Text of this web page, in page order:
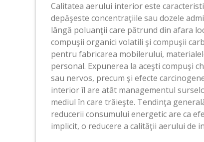
Calitatea aerului interior este
depăşeste concentraţiile sau dozele
lângă poluanţii care pătrund din afara
compuşii organici volatili şi compuşii
pentru fabricarea mobilerului,
personal. Expunerea la aceşti compuşi
sau nervos, precum şi efecte
interior îl are atât managementul
mediul în care trăieşte. Tendinţa
reducerii consumului energetic are ca
implicit, o reducere a calităţii aerului de